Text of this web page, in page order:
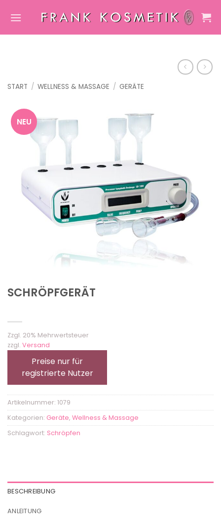
Inhalt
START / WELLNESS & MASSAGE / GERÄTE
NEU
SCHRÖPFGERÄT
Zzgl. 20% Mehrwertsteuer
zzgl. Versand
Preise nur für
registrierte Nutzer
Artikelnummer: 1079
Kategorien: Geräte, Wellness & Massage
Schlagwort: Schröpfen
BESCHREIBUNG
ANLEITUNG